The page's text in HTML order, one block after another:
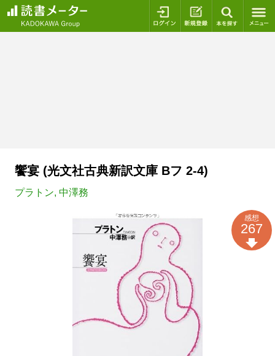
ログイン 新規登録
饗宴 (光文社古典新訳文庫 Bフ 2-4)
プラトン, 中澤務
感想
267